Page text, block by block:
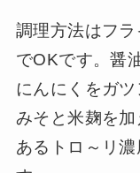
調理方法はフ
でOKです。醤
にんにくをガ
みそと米麹を
あるトロ～リ